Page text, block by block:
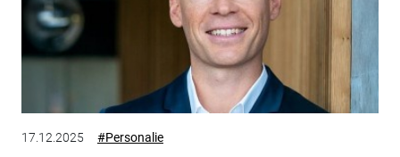
17.12.2025 #Personalie